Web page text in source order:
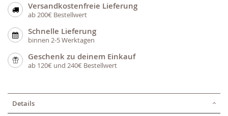
Versandkostenfreie Lieferung
ab 200€ Bestellwert
Schnelle Lieferung
binnen 2-5 Werktagen
Geschenk zu deinem Einkauf
ab 120€ und 240€ Bestellwert
Details